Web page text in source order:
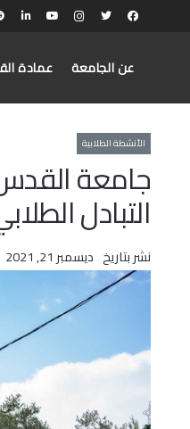
عن الجامعة عمادة
الأنشطة الطلابية
جامعة
التبادل
نشر بتاريخ ديسمبر 21, 2021